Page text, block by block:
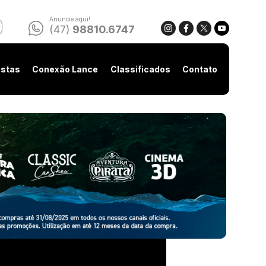
Anuncie aqui!
(47) 98810.6747
Conexão Lance Classificados Contato